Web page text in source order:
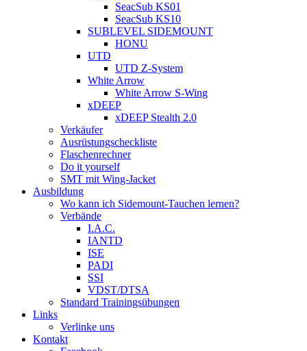
SeacSub KS01
SeacSub KS10
SUBLEVEL SIDEMOUNT
HONU
UTD
UTD Z-System
White Arrow
White Arrow S-Wing
xDEEP
xDEEP Stealth 2.0
Verkäufer
Ausrüstungscheckliste
Flaschenrechner
Do it yourself
SMT mit Wing-Jacket
Ausbildung
Wo kann ich Sidemount-Tauchen lernen?
Verbände
I.A.C.
IANTD
ISE
PADI
SSI
VDST/DTSA
Standard Trainingsübungen
Links
Verlinke uns
Kontakt